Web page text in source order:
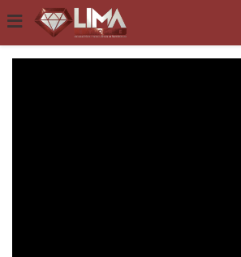
Todo site até 6X s/ juros | Frete Grátis a
ACESSÓRIOS MASCULINOS